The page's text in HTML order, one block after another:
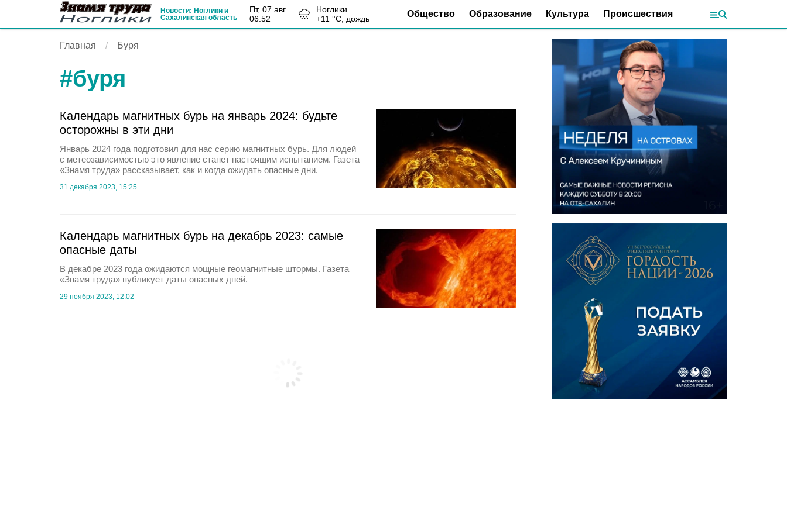
Новости: Ноглики и
Сахалинская область
пт, 07 авг.
06:52
Ноглики
+11 °С, дождь Общество Образование Культура Происшествия
Главная Буря
#буря
Календарь магнитных бурь на январь 2024: будьте
осторожны в эти дни
Январь 2024 года подготовил для нас серию магнитных бурь. Для людей
с метеозависимостью это явление станет настоящим испытанием. Газета
«Знамя труда» рассказывает, как и когда ожидать опасные дни.
31 декабря 2023, 15:25
Календарь магнитных бурь на декабрь 2023: самые
опасные даты
В декабре 2023 года ожидаются мощные геомагнитные штормы. Газета
«Знамя труда» публикует даты опасных дней.
29 ноября 2023, 12:02